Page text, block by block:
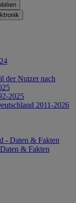
der Nutzer nach
2025
2011-2026
- Daten & Fakten
& Fakten